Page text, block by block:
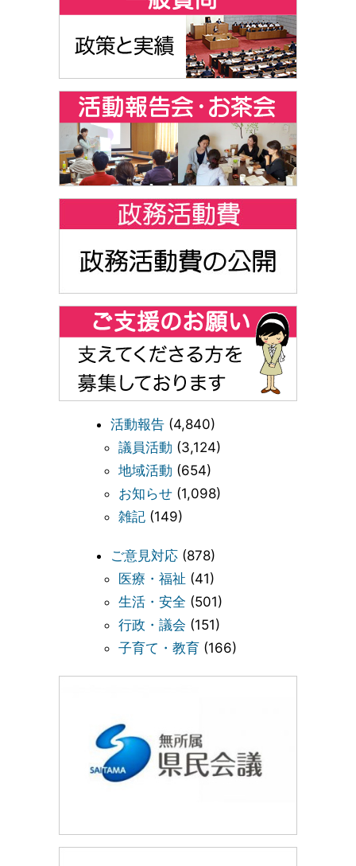
活動報告 (4,840)
議員活動 (3,124)
地域活動 (654)
お知らせ (1,098)
雑記 (149)
ご意見対応 (878)
医療・福祉 (41)
生活・安全 (501)
行政・議会 (151)
子育て・教育 (166)